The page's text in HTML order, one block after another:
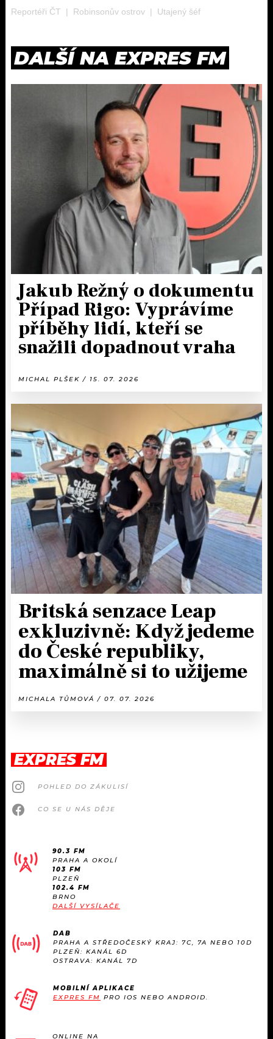
Reportéři ČT Robinsonův ostrov Utajený šéf
DALŠÍ NA EXPRES FM
Jakub Režný o dokumentu
Případ Rigo: Vyprávíme
příběhy lidí, kteří se
snažili dopadnout vraha
MICHAL PLŠEK / 15. 07. 2026
Britská senzace Leap
exkluzivně: Když jedeme
do České republiky,
maximálně si to užijeme
MICHALA TŮMOVÁ / 07. 07. 2026
EXPRES FM
POHLED DO ZÁKULISÍ
CO SE U NÁS DĚJE
90.3 FM
PRAHA A OKOLÍ
103 FM
PLZEŇ
102.4 FM
BRNO
DALŠÍ VYSÍLAČE
DAB
PRAHA A STŘEDOČESKÝ KRAJ: 7C, 7A NEBO 10D
PLZEŇ: KANÁL 6D
OSTRAVA: KANÁL 7D
MOBILNÍ APLIKACE
EXPRES FM PRO IOS NEBO ANDROID.
ONLINE NA